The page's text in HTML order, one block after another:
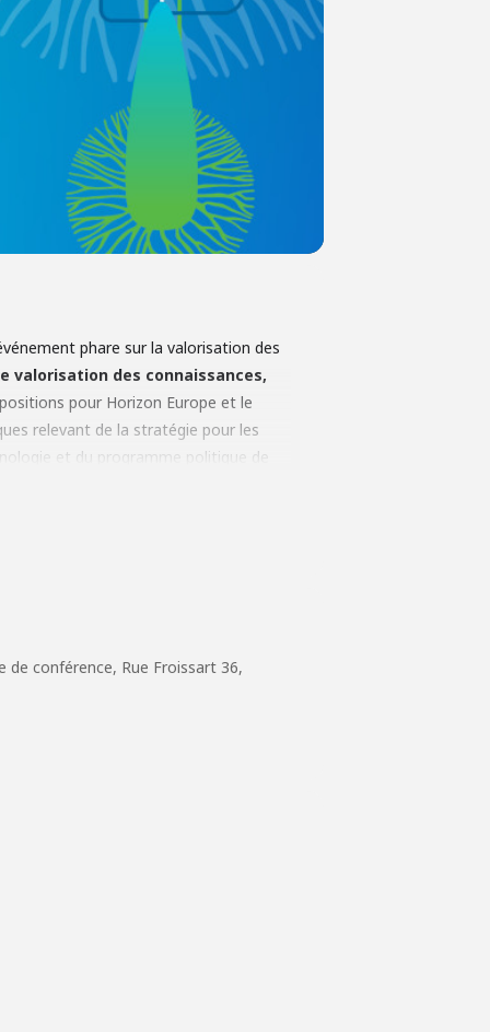
phare sur la valorisation des
valorisation des connaissances,
pour Horizon Europe et le
relevant de la stratégie pour les
et du programme politique de
conférence, Rue Froissart 36,